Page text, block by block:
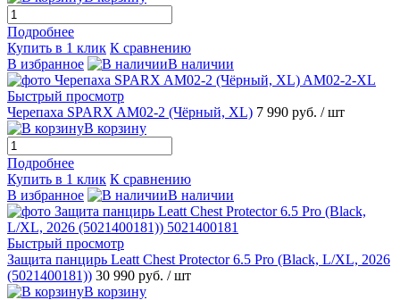
Подробнее
Купить в 1 клик К сравнению
В избранное
В наличии
Быстрый просмотр
Черепаха SPARX AM02-2 (Чёрный, XL) 7 990 руб. / шт
В корзину
Подробнее
Купить в 1 клик К сравнению
В избранное
В наличии
Быстрый просмотр
Защита панцирь Leatt Chest Protector 6.5 Pro (Black, L/XL, 2026
(5021400181)) 30 990 руб. / шт
В корзину